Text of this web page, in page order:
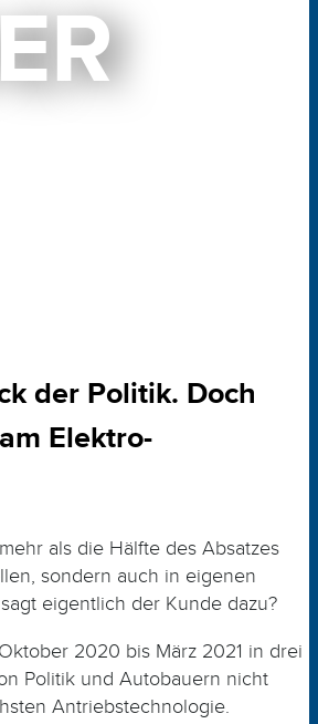
der Politik. Doch
Elektro-
als die Hälfte des Absatzes
sondern auch in eigenen
eigentlich der Kunde dazu?
2020 bis März 2021 in drei
Politik und Autobauern nicht
Antriebstechnologie.